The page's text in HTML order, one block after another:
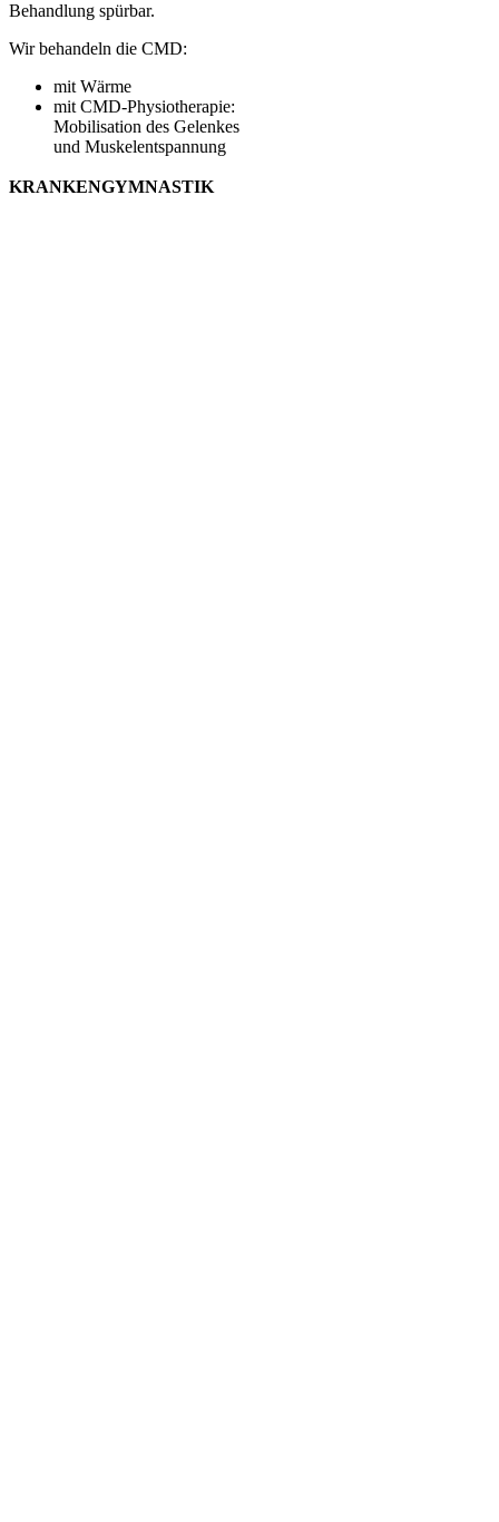
Behandlung spürbar.
Wir behandeln die CMD:
mit Wärme
mit CMD-Physiotherapie:
Mobilisation des Gelenkes
und Muskelentspannung
KRANKENGYMNASTIK